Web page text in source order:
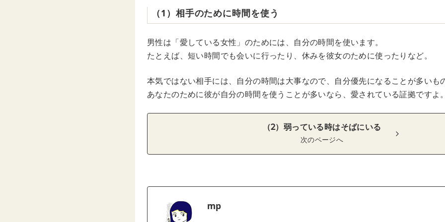
（1）相手のために時間を使う
男性は「愛している女性」のためには、自分の時間を使います。
たとえば、短い時間でも会いに行ったり、休みを彼女のために使ったりなど。
本気ではない相手には、自分の時間は大事なので、自分優先になることが多いも
あなたのために彼が自分の時間を使うことが多いなら、愛されている証拠ですよ
（2）弱っている時はそばにいる
次のページへ
mp